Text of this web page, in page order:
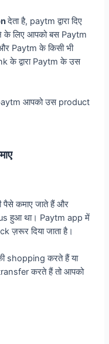
देता है, paytm द्वारा दिए
के लिए आपको बस Paytm
Paytm के किसी भी
के द्वारा Paytm के उस
आपको उस product
पैसे कमाए जाते हैं और
हुआ था। Paytm app में
दिया जाता है।
shopping करते हैं या
करते हैं तो आपको